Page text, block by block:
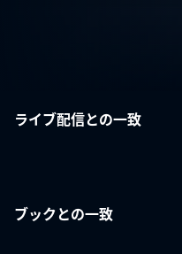
ライブ配信との一致
ブックとの一致